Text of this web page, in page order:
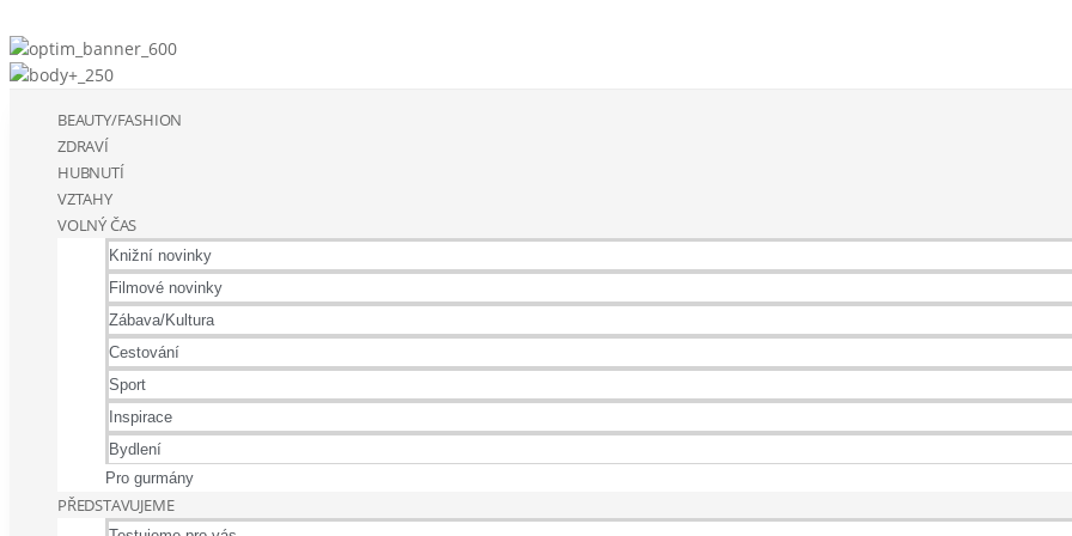
BEAUTY/FASHION
ZDRAVÍ
HUBNUTÍ
VZTAHY
VOLNÝ ČAS
Knižní novinky
Filmové novinky
Zábava/Kultura
Cestování
Sport
Inspirace
Bydlení
Pro gurmány
PŘEDSTAVUJEME